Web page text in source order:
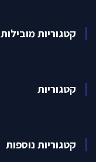
קטגוריות מובילות
קטגוריות
קטגוריות נוספות